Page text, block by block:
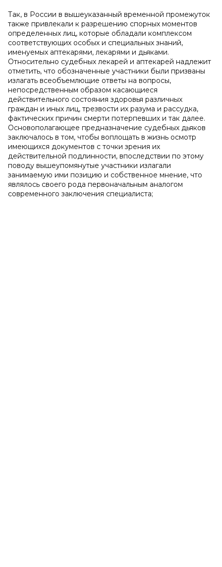
Так, в России в вышеуказанный временной промежуток
также привлекали к разрешению спорных моментов
определенных лиц, которые обладали комплексом
соответствующих особых и специальных знаний,
именуемых аптекарями, лекарями и дьяками.
Относительно судебных лекарей и аптекарей надлежит
отметить, что обозначенные участники были призваны
излагать всеобъемлющие ответы на вопросы,
непосредственным образом касающиеся
действительного состояния здоровья различных
граждан и иных лиц, трезвости их разума и рассудка,
фактических причин смерти потерпевших и так далее.
Основополагающее предназначение судебных дьяков
заключалось в том, чтобы воплощать в жизнь осмотр
имеющихся документов с точки зрения их
действительной подлинности, впоследствии по этому
поводу вышеупомянутые участники излагали
занимаемую ими позицию и собственное мнение, что
являлось своего рода первоначальным аналогом
современного заключения специалиста;